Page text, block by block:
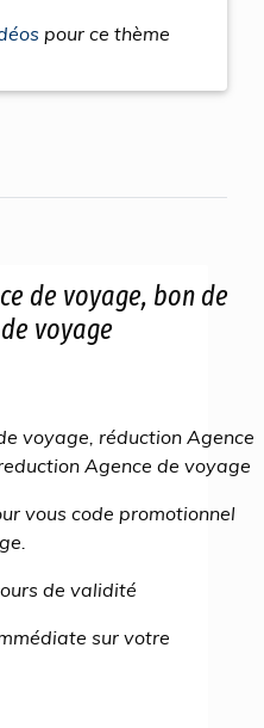
pour ce thème
de voyage, bon de
voyage
voyage, réduction Agence
Agence de voyage
vous code promotionnel
de validité
sur votre